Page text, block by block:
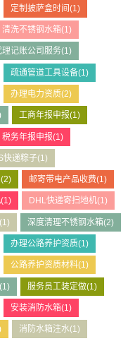
定制披萨盒时间(1)
清洗不锈钢水箱(1)
理记账公司服务(1)
疏通管道工具设备(1)
办理电力资质(2)
工商年报申报(1)
税务年报申报(1)
快递粽子(1)
(2) 邮寄带电产品收费(1)
(1) DHL快递寄扫地机(1)
(1) 深度清理不锈钢水箱(2)
办理公路养护资质(1)
公路养护资质材料(1)
(1) 服务员工装定做(1)
安装消防水箱(1)
消防水箱注水(1)